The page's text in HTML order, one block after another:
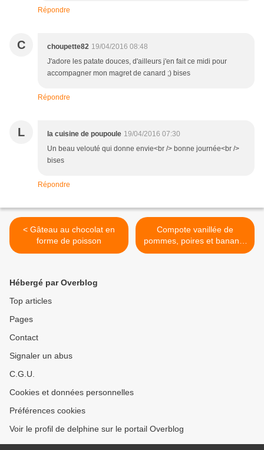
Répondre
C choupette82 19/04/2016 08:48
J'adore les patate douces, d'ailleurs j'en fait ce midi pour
accompagner mon magret de canard ;) bises
Répondre
L la cuisine de poupoule 19/04/2016 07:30
Un beau velouté qui donne envie<br /> bonne journée<br />
bises
Répondre
< Gâteau au chocolat en
forme de poisson
Compote vanillée de
pommes, poires et banane.
>
Hébergé par Overblog
Top articles
Pages
Contact
Signaler un abus
C.G.U.
Cookies et données personnelles
Préférences cookies
Voir le profil de delphine sur le portail Overblog